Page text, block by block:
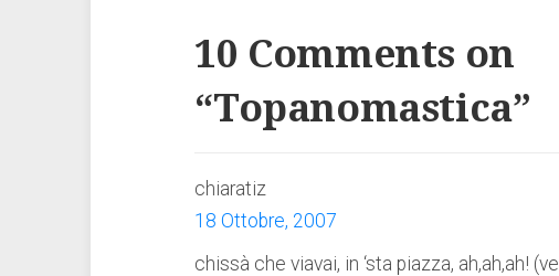
10 Comments on
“Topanomastica”
chiaratiz
18 Ottobre, 2007
chissà che viavai, in ‘sta piazza, ah,ah,ah!